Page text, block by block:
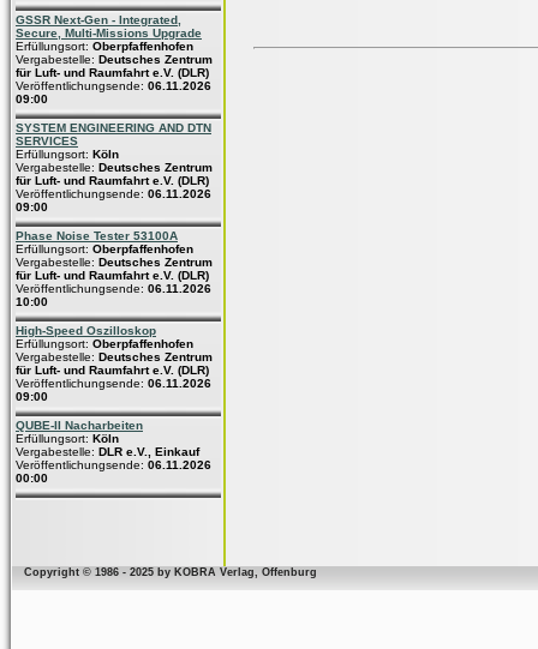
GSSR Next-Gen - Integrated,
Secure, Multi-Missions Upgrade
Erfüllungsort: Oberpfaffenhofen
Vergabestelle: Deutsches Zentrum
für Luft- und Raumfahrt e.V. (DLR)
Veröffentlichungsende: 06.11.2026
09:00
SYSTEM ENGINEERING AND DTN
SERVICES
Erfüllungsort: Köln
Vergabestelle: Deutsches Zentrum
für Luft- und Raumfahrt e.V. (DLR)
Veröffentlichungsende: 06.11.2026
09:00
Phase Noise Tester 53100A
Erfüllungsort: Oberpfaffenhofen
Vergabestelle: Deutsches Zentrum
für Luft- und Raumfahrt e.V. (DLR)
Veröffentlichungsende: 06.11.2026
10:00
High-Speed Oszilloskop
Erfüllungsort: Oberpfaffenhofen
Vergabestelle: Deutsches Zentrum
für Luft- und Raumfahrt e.V. (DLR)
Veröffentlichungsende: 06.11.2026
09:00
QUBE-II Nacharbeiten
Erfüllungsort: Köln
Vergabestelle: DLR e.V., Einkauf
Veröffentlichungsende: 06.11.2026
00:00
Copyright © 1986 - 2025 by KOBRA Verlag, Offenburg